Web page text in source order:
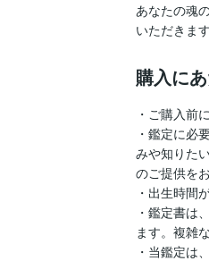
あなたの魂
いただきます
購入に
・ご購入前
・鑑定に必
みや知りた
のご提供を
・出生時間
・鑑定書は
ます。複雑
・当鑑定は